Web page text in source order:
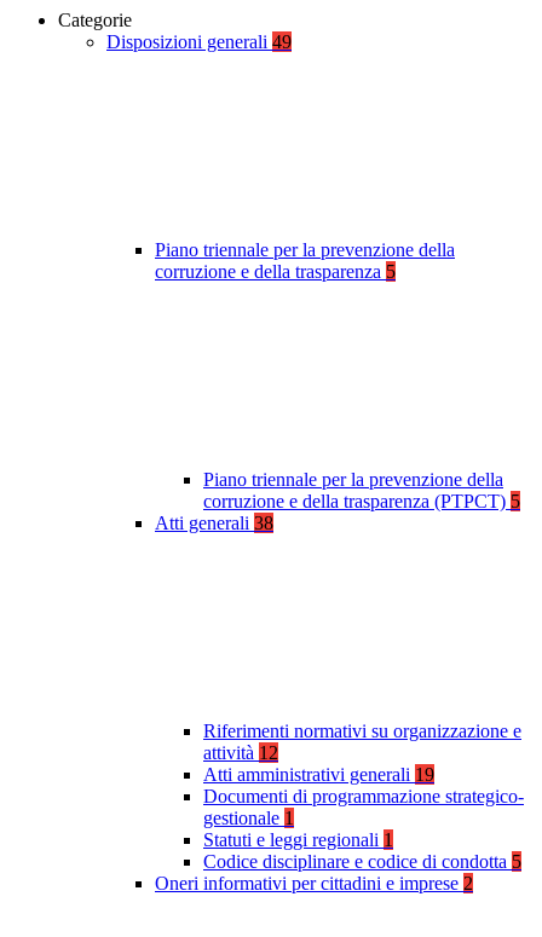
Categorie
Disposizioni generali 49
Piano triennale per la prevenzione della
corruzione e della trasparenza 5
Piano triennale per la prevenzione della
corruzione e della trasparenza (PTPCT) 5
Atti generali 38
Riferimenti normativi su organizzazione e
attività 12
Atti amministrativi generali 19
Documenti di programmazione strategico-
gestionale 1
Statuti e leggi regionali 1
Codice disciplinare e codice di condotta 5
Oneri informativi per cittadini e imprese 2